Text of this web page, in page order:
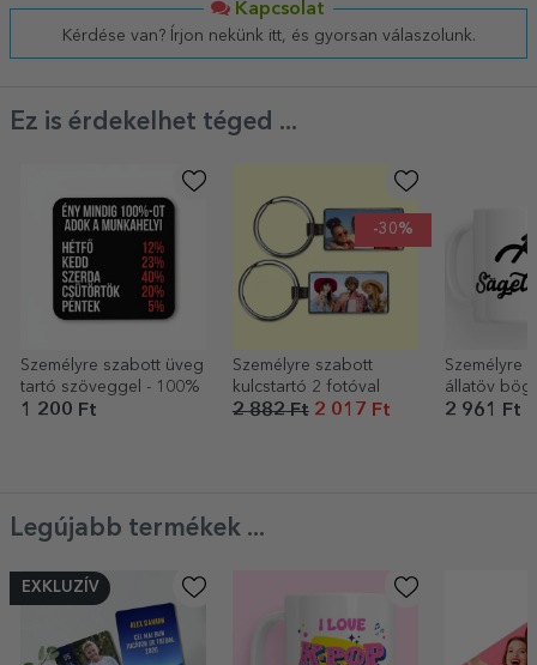
Kapcsolat
Kérdése van? Írjon nekünk itt, és gyorsan válaszolunk.
Ez is érdekelhet téged ...
Személyre szabott üveg
tartó szöveggel - 100%
1 200 Ft
-30%
Személyre szabott
kulcstartó 2 fotóval
2 882 Ft2 017 Ft
Személyre
állatöv
és
2 961 Ft
Legújabb termékek ...
EXKLUZÍV